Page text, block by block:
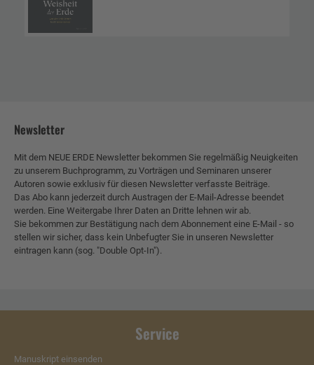
Newsletter
Mit dem NEUE ERDE Newsletter bekommen Sie regelmäßig Neuigkeiten
zu unserem Buchprogramm, zu Vorträgen und Seminaren unserer
Autoren sowie exklusiv für diesen Newsletter verfasste Beiträge.
Das Abo kann jederzeit durch Austragen der E-Mail-Adresse beendet
werden. Eine Weitergabe Ihrer Daten an Dritte lehnen wir ab.
Sie bekommen zur Bestätigung nach dem Abonnement eine E-Mail - so
stellen wir sicher, dass kein Unbefugter Sie in unseren Newsletter
eintragen kann (sog. "Double Opt-In").
Service
Manuskript einsenden